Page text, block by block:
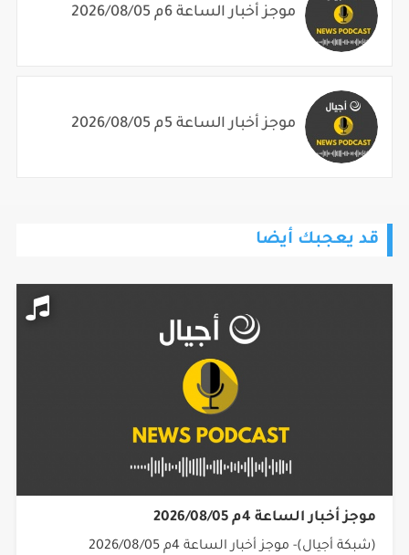
موجز أخبار الساعة 6م 2026/08/05
موجز أخبار الساعة 5م 2026/08/05
قد يعجبك أيضا
موجز أخبار الساعة 4م 2026/08/05
(شبكة أجيال)- موجز أخبار الساعة 4م 2026/08/05